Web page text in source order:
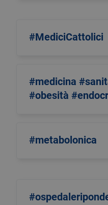
#MediciCattolici
#medicina
#obesità
#metabolonica